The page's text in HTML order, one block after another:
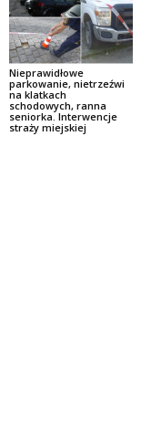
Nieprawidłowe
parkowanie, nietrzeźwi
na klatkach
schodowych, ranna
seniorka. Interwencje
straży miejskiej